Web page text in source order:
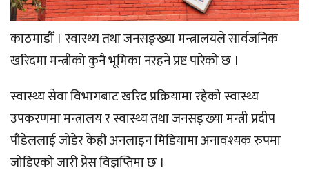
काठमाडौँ । स्वास्थ्य तथा जनसङ्ख्या मन्त्रालयले सार्वजनिक
खरिदमा मन्त्रीको कुनै भूमिका नरहने प्रष्ट पारेको छ ।
स्वास्थ्य सेवा विभागबाट खरिद प्रक्रियामा रहेको स्वास्थ्य
उपकरणमा मन्त्रालय र स्वास्थ्य तथा जनसङ्ख्या मन्त्री प्रदीप
पौडेललाई जोडेर केही अनलाइन मिडियामा अनावश्यक रुपमा
जोडिएको जारी प्रेस विज्ञप्तिमा छ ।